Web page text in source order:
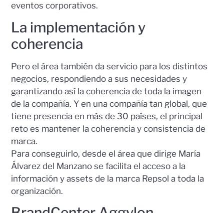
eventos corporativos.
La implementación y
coherencia
Pero el área también da servicio para los distintos
negocios, respondiendo a sus necesidades y
garantizando así la coherencia de toda la imagen
de la compañía. Y en una compañía tan global, que
tiene presencia en más de 30 países, el principal
reto es mantener la coherencia y consistencia de
marca.
Para conseguirlo, desde el área que dirige María
Álvarez del Manzano se facilita el acceso a la
información y assets de la marca Repsol a toda la
organización.